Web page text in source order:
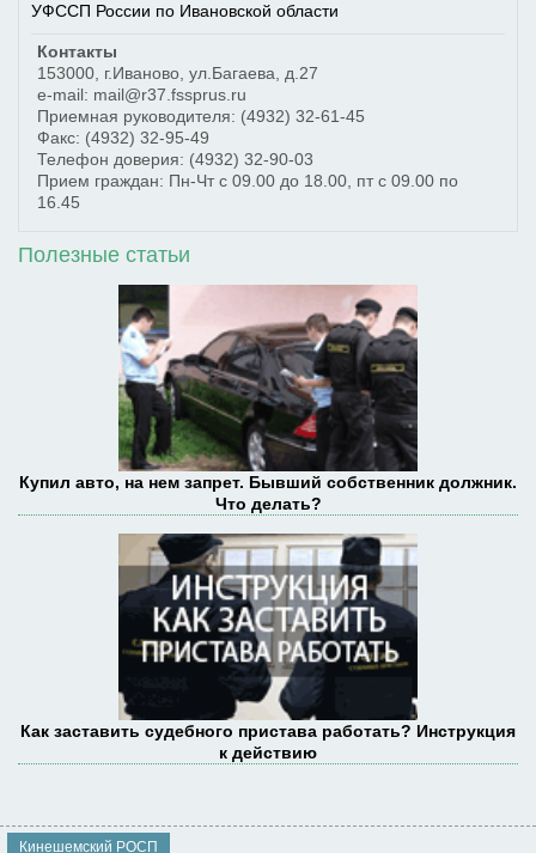
УФССП России по Ивановской области
Контакты
153000 г.Иваново ул.Багаева, д.27
e-mail: mail@r37.fssprus.ru
Приемная руководителя: (4932) 32-61-45
Факс: (4932) 32-95-49
Телефон доверия: (4932) 32-90-03
Прием граждан: Пн-Чт с 09.00 до 18.00, пт с 09.00 по
16.45
Полезные статьи
Купил авто, на нем запрет. Бывший собственник должник.
Что делать?
Как заставить судебного пристава работать? Инструкция
к действию
Кинешемский РОСП